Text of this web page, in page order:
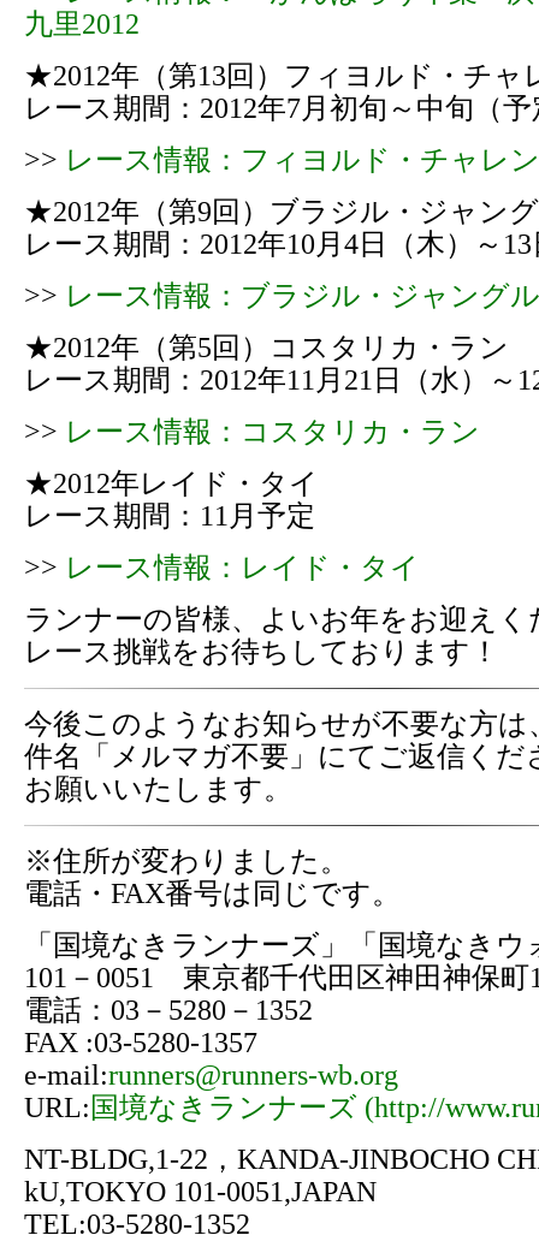
九里2012
★2012年（第13回）フィヨルド・チャ
レース期間：2012年7月初旬～中旬（
>> レース情報：フィヨルド・チャレ
★2012年（第9回）ブラジル・ジャン
レース期間：2012年10月4日（木）～
>> レース情報：ブラジル・ジャング
★2012年（第5回）コスタリカ・ラン
レース期間：2012年11月21日（水）～
>> レース情報：コスタリカ・ラン
★2012年レイド・タイ
レース期間：11月予定
>> レース情報：レイド・タイ
ランナーの皆様、よいお年をお迎えく
レース挑戦をお待ちしております！
今後このようなお知らせが不要な方は
件名「メルマガ不要」にてご返信くだ
お願いいたします。
※住所が変わりました。
電話・FAX番号は同じです。
「国境なきランナーズ」「国境なき
101－0051 東京都千代田区神田神保町
電話：03－5280－1352
FAX :03-5280-1357
e-mail:runners@runners-wb.org
URL:国境なきランナーズ (http://
NT-BLDG,1-22，KANDA-JINBOCHO
kU,TOKYO 101-0051,JAPAN
TEL:03-5280-1352